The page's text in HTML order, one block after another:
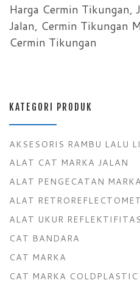
Harga Cermin Tikungan,
Jalan, Cermin Tikungan
Cermin Tikungan
KATEGORI PRODUK
AKSESORIS RAMBU LALU
ALAT CAT MARKA JALAN
ALAT PENGECATAN
ALAT
ALAT UKUR
CAT BANDARA
CAT MARKA
CAT MARKA COLDPLASTIC